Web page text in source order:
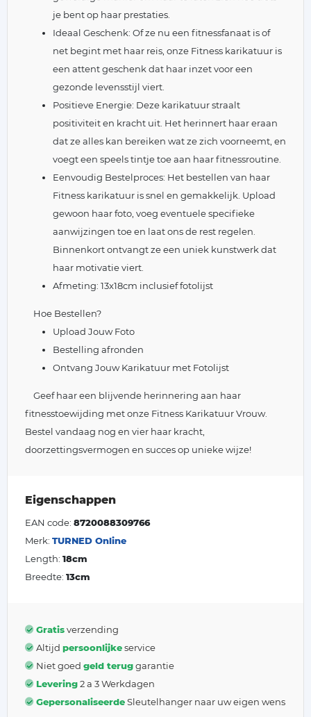
je bent op haar prestaties.
Ideaal Geschenk: Of ze nu een fitnessfanaat is of
net begint met haar reis, onze Fitness karikatuur is
een attent geschenk dat haar inzet voor een
gezonde levensstijl viert.
Positieve Energie: Deze karikatuur straalt
positiviteit en kracht uit. Het herinnert haar eraan
dat ze alles kan bereiken wat ze zich voorneemt, en
voegt een speels tintje toe aan haar fitnessroutine.
Eenvoudig Bestelproces: Het bestellen van haar
Fitness karikatuur is snel en gemakkelijk. Upload
gewoon haar foto, voeg eventuele specifieke
aanwijzingen toe en laat ons de rest regelen.
Binnenkort ontvangt ze een uniek kunstwerk dat
haar motivatie viert.
Afmeting: 13x18cm inclusief fotolijst
Hoe Bestellen?
Upload Jouw Foto
Bestelling afronden
Ontvang Jouw Karikatuur met Fotolijst
Geef haar een blijvende herinnering aan haar
fitnesstoewijding met onze Fitness Karikatuur Vrouw.
Bestel vandaag nog en vier haar kracht,
doorzettingsvermogen en succes op unieke wijze!
Eigenschappen
EAN code: 8720088309766
Merk: TURNED Online
Length: 18cm
Breedte: 13cm
Gratisverzending
Altijd persoonlijkeservice
Niet goed geld terug garantie
Levering2 a 3 Werkdagen
GepersonaliseerdeSleutelhanger naar uw eigen wens